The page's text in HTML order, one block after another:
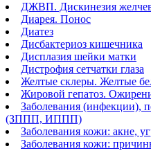
ДЖВП. Дискинезия
Диарея. Понос
Диатез
Дисбактериоз кишечника
Дисплазия шейки матки
Дистрофия сетчатки глаза
Желтые склеры. Желтые
Жировой гепатоз.
Заболевания (инфекции),
(ЗППП, ИППП)
Заболевания кожи: акне,
Заболевания кожи: